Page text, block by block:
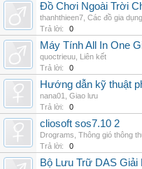
Đồ Chơi Ngoài Trời
thanhthieen7 Các đồ gia
Trả lời:
0
Máy Tính All In One
quoctrieuu Liên kết
Trả lời:
0
Hướng dẫn kỹ thuật
nana01
Giao lưu
Trả lời:
0
cliosoft sos7.10 2
Drograms Thông gió thông
Trả lời:
0
Bộ Lưu Trữ DAS